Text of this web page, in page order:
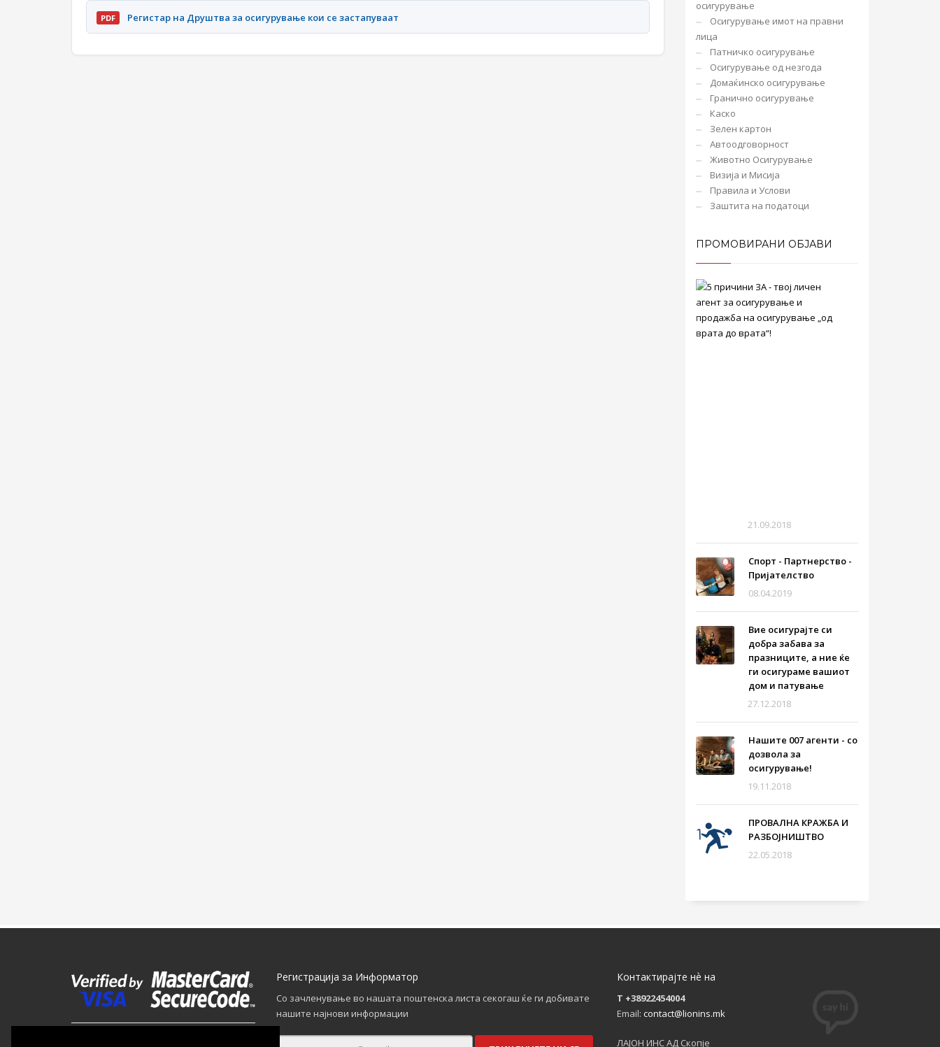
PDF Регистар на Друштва за осигурување кои се застапуваат
осигурување
Осигурување имот на правни
лица
Патничко осигурување
Осигурување од незгода
Домаќинско осигурување
Гранично осигурување
Каско
Зелен картон
Автоодговорност
Животно Осигурување
Визија и Мисија
Правила и Услови
Заштита на податоци
ПРОМОВИРАНИ ОБЈАВИ
21.09.2018
Спорт - Партнерство -
Пријателство
08.04.2019
Вие осигурајте си
добра забава за
празниците, а ние ќе
ги осигураме вашиот
дом и патување
27.12.2018
Нашите 007 агенти - со
дозвола за
осигурување!
19.11.2018
ПРОВАЛНА КРАЖБА И
РАЗБОЈНИШТВО
22.05.2018
Регистрација за Информатор
Со зачленување во нашата поштенска листа секогаш ќе ги добивате
нашите најнови информации
Контактирајте нѐ на
T +38922454004
Email: contact@lionins.mk
ЛАЈОН ИНС АД Скопје